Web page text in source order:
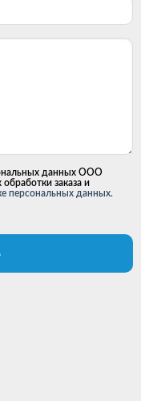
данных ООО
заказа и
персональных данных.